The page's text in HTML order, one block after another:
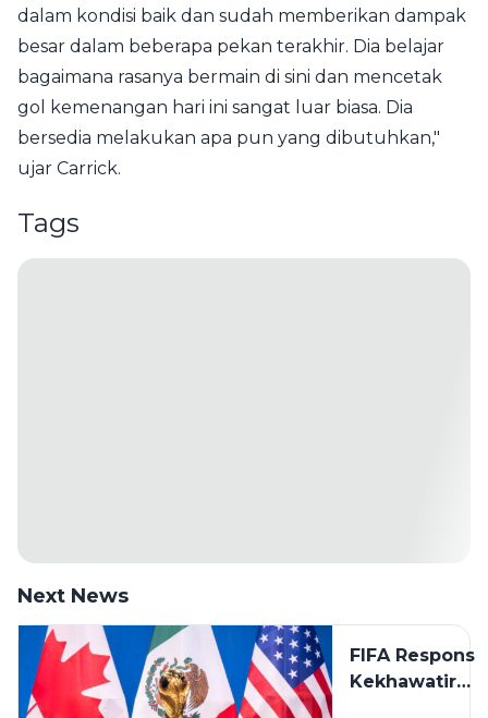
dalam kondisi baik dan sudah memberikan dampak
besar dalam beberapa pekan terakhir. Dia belajar
bagaimana rasanya bermain di sini dan mencetak
gol kemenangan hari ini sangat luar biasa. Dia
bersedia melakukan apa pun yang dibutuhkan,"
ujar Carrick.
Tags
Next News
FIFA Respons
Kekhawatiran